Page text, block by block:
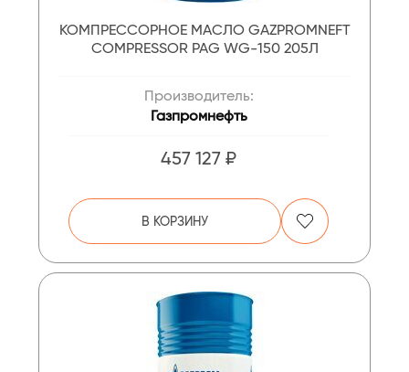
КОМПРЕССОРНОЕ МАСЛО GAZPROMNEFT
COMPRESSOR PAG WG-150 205Л
Производитель:
Газпромнефть
457 127 ₽
В КОРЗИНУ